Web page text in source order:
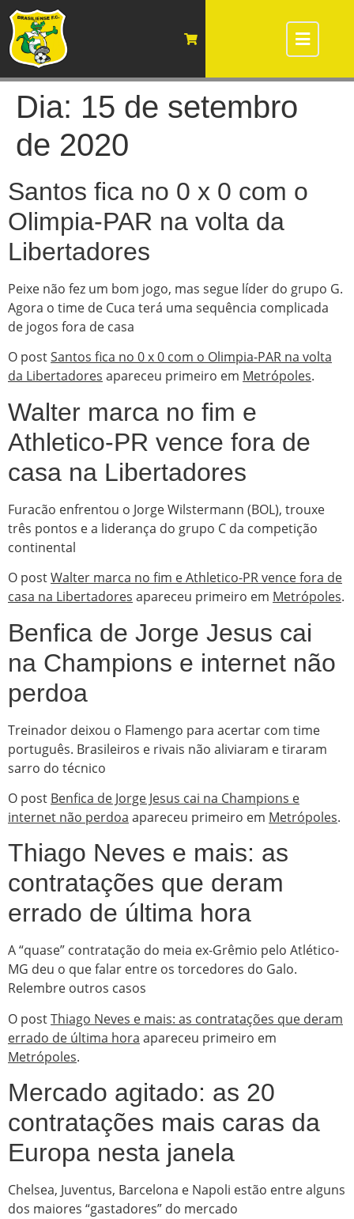
Dia: 15 de setembro
de 2020
Santos fica no 0 x 0 com o
Olimpia-PAR na volta da
Libertadores
Peixe não fez um bom jogo, mas segue líder do grupo G.
Agora o time de Cuca terá uma sequência complicada
de jogos fora de casa
O postSantos fica no 0 x 0 com o Olimpia-PAR na volta
da Libertadores apareceu primeiro em Metrópoles.
Walter marca no fim e
Athletico-PR vence fora de
casa na Libertadores
Furacão enfrentou o Jorge Wilstermann (BOL), trouxe
três pontos e a liderança do grupo C da competição
continental
O postWalter marca no fim e Athletico-PR vence fora de
casa na Libertadores apareceu primeiro em Metrópoles.
Benfica de Jorge Jesus cai
na Champions e internet não
perdoa
Treinador deixou o Flamengo para acertar com time
português. Brasileiros e rivais não aliviaram e tiraram
sarro do técnico
O post Benfica de Jorge Jesus cai na Champions e
internet não perdoa apareceu primeiro em Metrópoles.
Thiago Neves e mais: as
contratações que deram
errado de última hora
A “quase” contratação do meia ex-Grêmio pelo Atlético-
MG deu o que falar entre os torcedores do Galo.
Relembre outros casos
O postThiago Neves e mais: as contratações que deram
errado de última hora apareceu primeiro em
Metrópoles.
Mercado agitado: as 20
contratações mais caras da
Europa nesta janela
Chelsea, Juventus, Barcelona e Napoli estão entre alguns
dos maiores “gastadores” do mercado